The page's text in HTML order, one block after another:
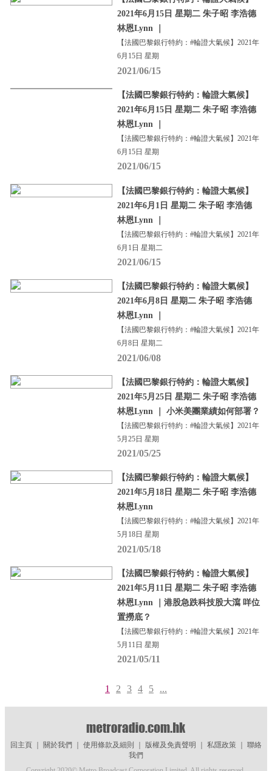
2021年6月15日 星期二 朱子昭 李浩德
林恩Lynn ｜
【法國巴黎銀行特約：#輪證大氣候】2021年
6月15日 星期
2021/06/15
【法國巴黎銀行特約：輪證大氣候】
2021年6月15日 星期二 朱子昭 李浩德
林恩Lynn ｜
【法國巴黎銀行特約：#輪證大氣候】2021年
6月15日 星期
2021/06/15
【法國巴黎銀行特約：輪證大氣候】
2021年6月1日 星期二 朱子昭 李浩德
林恩Lynn ｜
【法國巴黎銀行特約：#輪證大氣候】2021年
6月1日 星期二
2021/06/15
【法國巴黎銀行特約：輪證大氣候】
2021年6月8日 星期二 朱子昭 李浩德
林恩Lynn ｜
【法國巴黎銀行特約：#輪證大氣候】2021年
6月8日 星期二
2021/06/08
【法國巴黎銀行特約：輪證大氣候】
2021年5月25日 星期二 朱子昭 李浩德
林恩Lynn ｜ 小米美團業績如何部署？
【法國巴黎銀行特約：#輪證大氣候】2021年
5月25日 星期
2021/05/25
【法國巴黎銀行特約：輪證大氣候】
2021年5月18日 星期二 朱子昭 李浩德
林恩Lynn
【法國巴黎銀行特約：#輪證大氣候】2021年
5月18日 星期
2021/05/18
【法國巴黎銀行特約：輪證大氣候】
2021年5月11日 星期二 朱子昭 李浩德
林恩Lynn ｜港股急跌科技股大瀉 咩位
置撈底？
【法國巴黎銀行特約：#輪證大氣候】2021年
5月11日 星期
2021/05/11
1 2 3 4 5 ...
回主頁｜ 關於我們 使用條款及細則 版權及免責聲明 私隱政策｜ 聯絡
我們